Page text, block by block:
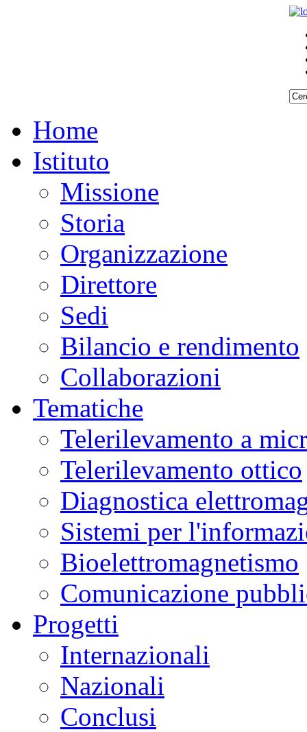
Home
Istituto
Missione
Storia
Organizzazione
Direttore
Sedi
Bilancio e rendimento
Collaborazioni
Tematiche
Telerilevamento a
Telerilevamento ottico
Diagnostica
Sistemi per
Bioelettromagnetismo
Comunicazione
Progetti
Internazionali
Nazionali
Conclusi